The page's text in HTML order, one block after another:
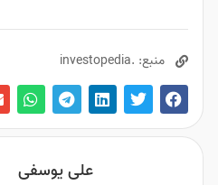
منبع: .investopedia
علی یوسفی